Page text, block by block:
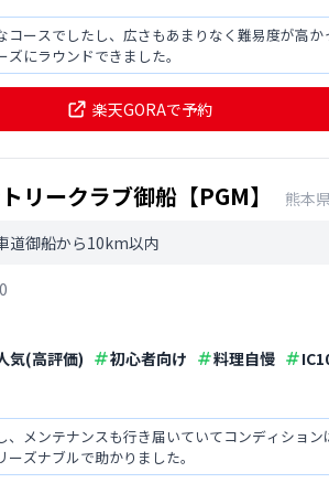
ースでしたし、広さもあまりなく難易度が高
にラウンドできました。
楽天GORAで予約
リークラブ御船【PGM】
熊本
道御船から10km以内
0
気(高評価) 初心者向け 料理自慢
メンテナンスも行き届いていてコンディショ
ズナブルで助かりました。